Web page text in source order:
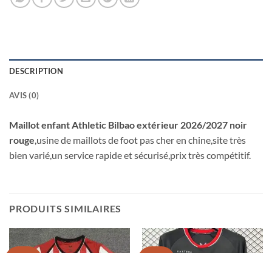
DESCRIPTION
AVIS (0)
Maillot enfant Athletic Bilbao extérieur 2026/2027 noir
rouge ,usine de maillots de foot pas cher en chine,site très
bien varié,un service rapide et sécurisé,prix très compétitif.
PRODUITS SIMILAIRES